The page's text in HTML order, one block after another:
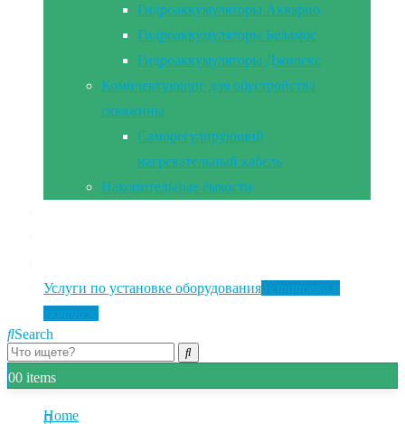
Гидроаккумуляторы Акварио
Гидроаккумуляторы Беламос
Гидроаккумуляторы Джилекс
Комплектующие для обустройства
скважины
Саморегулирующий
нагревательный кабель
Накопительные ёмкости
Услуги по установке оборудования
Search
00 items
Home